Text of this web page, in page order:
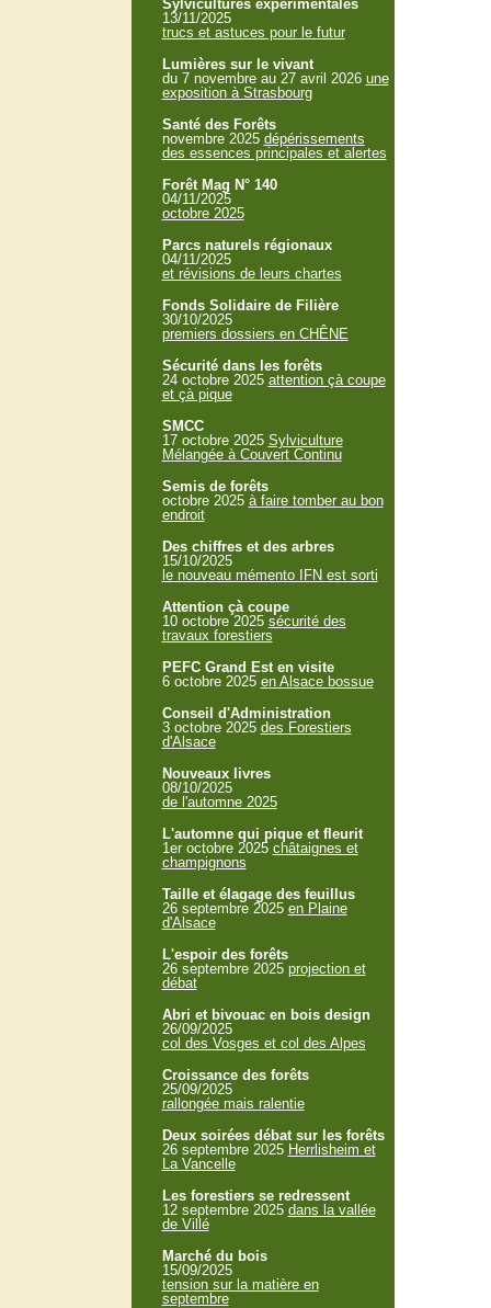
Sylvicultures expérimentales
13/11/2025
trucs et astuces pour le futur
Lumières sur le vivant
du 7 novembre au 27 avril 2026 une
exposition à Strasbourg
Santé des Forêts
novembre 2025 dépérissements
des essences principales et alertes
Forêt Mag N° 140
04/11/2025
octobre 2025
Parcs naturels régionaux
04/11/2025
et révisions de leurs chartes
Fonds Solidaire de Filière
30/10/2025
premiers dossiers en CHÊNE
Sécurité dans les forêts
24 octobre 2025 attention çà coupe
et çà pique
SMCC
17 octobre 2025 Sylviculture
Mélangée à Couvert Continu
Semis de forêts
octobre 2025 à faire tomber au bon
endroit
Des chiffres et des arbres
15/10/2025
le nouveau mémento IFN est sorti
Attention çà coupe
10 octobre 2025 sécurité des
travaux forestiers
PEFC Grand Est en visite
6 octobre 2025 en Alsace bossue
Conseil d'Administration
3 octobre 2025 des Forestiers
d'Alsace
Nouveaux livres
08/10/2025
de l'automne 2025
L'automne qui pique et fleurit
1er octobre 2025 châtaignes et
champignons
Taille et élagage des feuillus
26 septembre 2025 en Plaine
d'Alsace
L'espoir des forêts
26 septembre 2025 projection et
débat
Abri et bivouac en bois design
26/09/2025
col des Vosges et col des Alpes
Croissance des forêts
25/09/2025
rallongée mais ralentie
Deux soirées débat sur les forêts
26 septembre 2025 Herrlisheim et
La Vancelle
Les forestiers se redressent
12 septembre 2025 dans la vallée
de Villé
Marché du bois
15/09/2025
tension sur la matière en
septembre